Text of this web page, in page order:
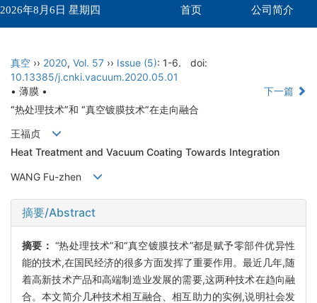
2026年8月6日 星期四 首页 公司简介
真空 ›› 2020, Vol. 57 ›› Issue (5): 1-6.
doi:
10.13385/j.cnki.vacuum.2020.05.01
• 薄膜 •
下一篇
“热处理技术”和 “真空镀膜技术”在走向融合
王福贞
Heat Treatment and Vacuum Coating Towards Integration
WANG Fu-zhen
摘要/Abstract
摘要： “热处理技术”和“真空镀膜技术”都是赋予零部件优异性
能的技术,在国民经济的很多方面发挥了重要作用。最近几年,随
着高新技术产品和高端制造业发展的需要,这两种技术在趋向融
合。本文简介几种技术相互融合、相互助力的实例,说明社会发